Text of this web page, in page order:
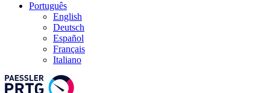
Português
English
Deutsch
Español
Français
Italiano